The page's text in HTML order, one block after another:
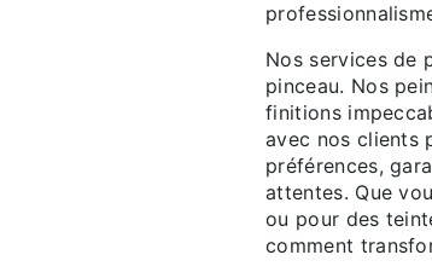
Nos services de
pinceau. Nos
finitions
avec nos clients
préférences,
attentes. Que
ou pour des
comment